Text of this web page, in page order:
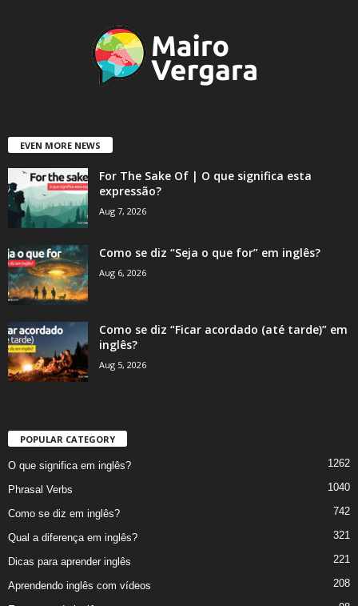
EVEN MORE NEWS
For The Sake Of | O que significa esta
expressão?
Aug 7, 2026
Como se diz “Seja o que for” em inglês?
Aug 6, 2026
Como se diz “Ficar acordado (até tarde)” em
inglês?
Aug 5, 2026
POPULAR CATEGORY
O que significa em inglês? 1262
Phrasal Verbs 1040
Como se diz em inglês? 742
Qual a diferença em inglês? 321
Dicas para aprender inglês 221
Aprendendo inglês com vídeos 208